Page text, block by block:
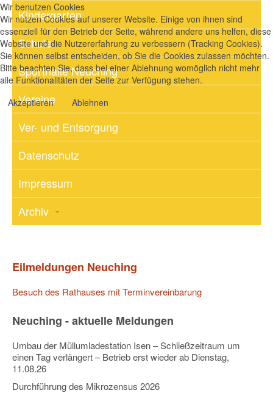
Kindergarten
Schule
Sporthalle Neuching
Vereine
Ver- und Entsorgung
Datenschutz
Impressum
Archiv
Eilmeldungen Neuching
Besuch des Rathauses mit Terminvereinbarung
Neuching - aktuelle Meldungen
Umbau der Müllumladestation Isen – Schließzeitraum um
einen Tag verlängert – Betrieb erst wieder ab Dienstag,
11.08.26
Durchführung des Mikrozensus 2026
Wir benutzen Cookies
Wir nutzen Cookies auf unserer Website. Einige von ihnen sind
essenziell für den Betrieb der Seite, während andere uns helfen, diese
Website und die Nutzererfahrung zu verbessern (Tracking Cookies).
Sie können selbst entscheiden, ob Sie die Cookies zulassen möchten.
Bitte beachten Sie, dass bei einer Ablehnung womöglich nicht mehr
alle Funktionalitäten der Seite zur Verfügung stehen.
Akzeptieren
Ablehnen